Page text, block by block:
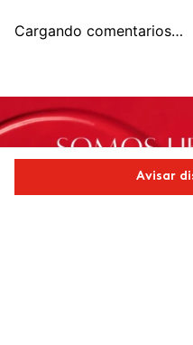
Avisar
Cargando comentarios…